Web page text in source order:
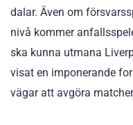
dalar. Även om
nivå kommer
ska kunna utmana
visat en imponerande
vägar att avgöra